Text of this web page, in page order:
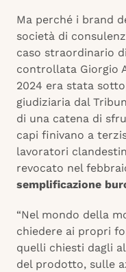
Ma perché i brand
società di
caso straordinario
controllata Giorgio
2024 era stata
giudiziaria dal
di una catena di
capi finivano a
lavoratori
revocato nel
semplificazione
“Nel mondo della
chiedere ai propri
quelli chiesti dagli
del prodotto, sulle